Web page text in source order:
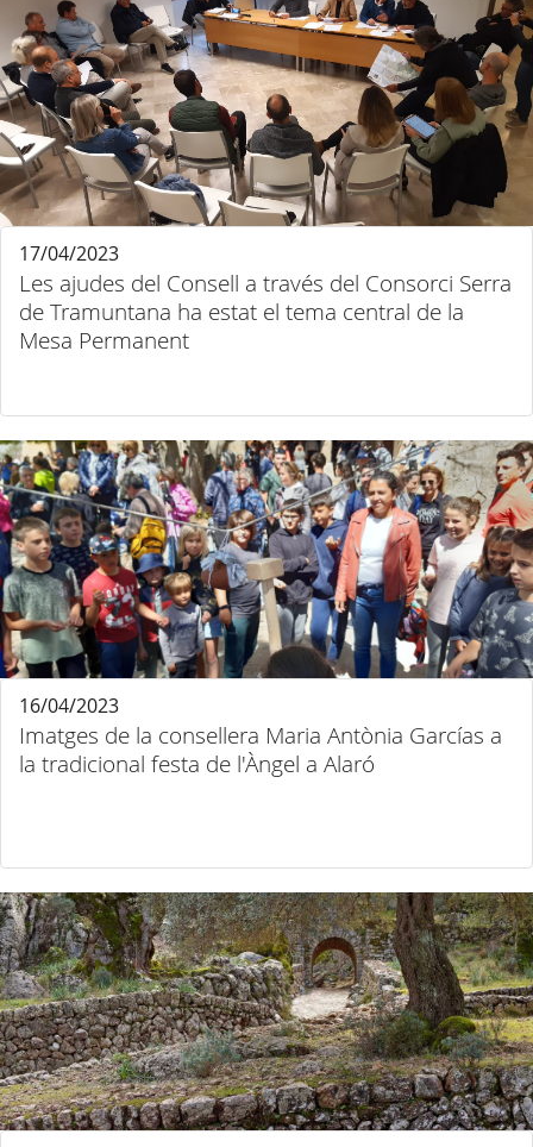
Les ajudes del Consell a través del Consorci Serra
de Tramuntana ha estat el tema central de la
Mesa Permanent
17/04/2023
Imatges de la consellera Maria Antònia Garcías a
la tradicional festa de l'Àngel a Alaró
16/04/2023